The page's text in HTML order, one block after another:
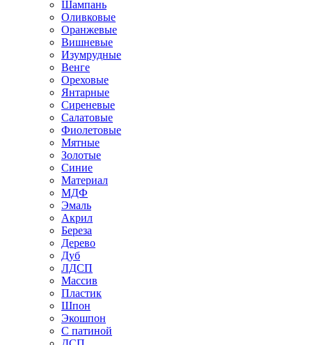
Шампань
Оливковые
Оранжевые
Вишневые
Изумрудные
Венге
Ореховые
Янтарные
Сиреневые
Салатовые
Фиолетовые
Мятные
Золотые
Синие
Материал
МДФ
Эмаль
Акрил
Береза
Дерево
Дуб
ЛДСП
Массив
Пластик
Шпон
Экошпон
С патиной